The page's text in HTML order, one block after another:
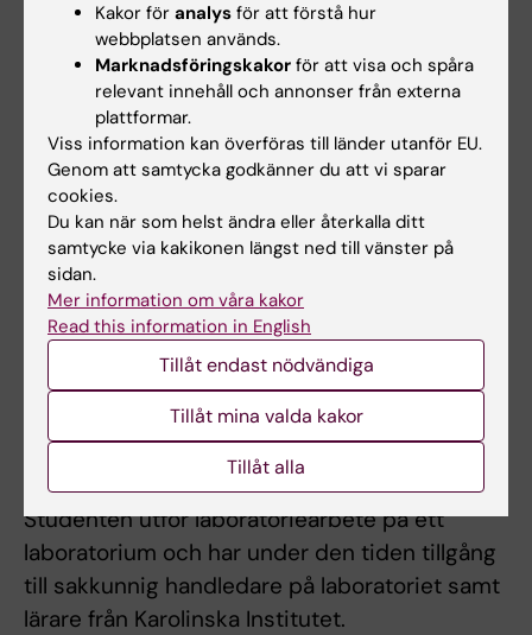
Integration av teori och praktiska
färdigheter, 3.0 hp
Betygsskala: GU
Studenten ska kunna visa förmåga att samla, bearbeta
och kritiskt tolka analys- och undersökningsresultat,
uppmärksamma och hantera avvikelser samt muntligt och
skriftligt redogöra för och diskutera resultaten med
berörda parter, samt i enlighet med relevanta
författningar dokumentera dessa.
Studenten ska kunna redogöra muntligt och
skriftligt och förstå de analyser som görs på
laboratoriet.
Studenten utför laboratoriearbete på ett
laboratorium och har under den tiden tillgång
till sakkunnig handledare på laboratoriet samt
lärare från Karolinska Institutet.
Kakor för analys för att förstå hur
webbplatsen används.
Marknadsföringskakor för att visa och spåra
relevant innehåll och annonser från externa
plattformar.
Viss information kan överföras till länder utanför EU.
Genom att samtycka godkänner du att vi sparar
cookies.
Du kan när som helst ändra eller återkalla ditt
samtycke via kakikonen längst ned till vänster på
sidan.
Mer information om våra kakor
Read this information in English
Tillåt endast nödvändiga
Tillåt mina valda kakor
Tillåt alla